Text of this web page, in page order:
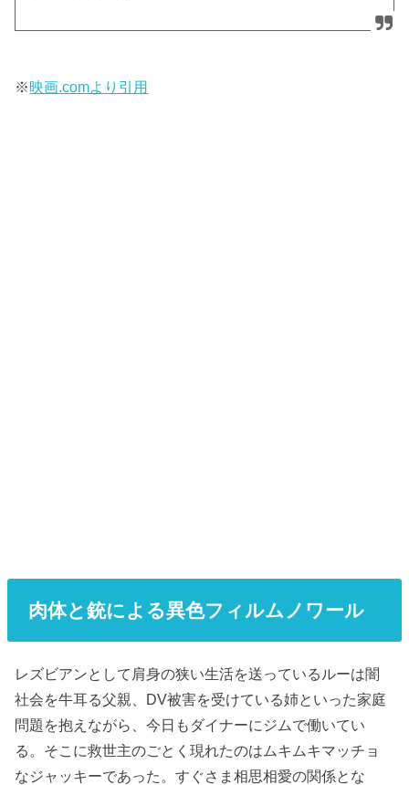
※映画.comより引用
肉体と銃による異色フィルムノワール
レズビアンとして肩身の狭い生活を送っているルーは闇
社会を牛耳る父親、DV被害を受けている姉といった家庭
問題を抱えながら、今日もダイナーにジムで働いてい
る。そこに救世主のごとく現れたのはムキムキマッチョ
なジャッキーであった。すぐさま相思相愛の関係とな